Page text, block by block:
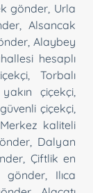
gönder Urla
Alsancak
Alaybey
hesaplı
,Torbalı
çiçekçi
çiçekçi
kaliteli
Dalyan
Çiftlik en
gönder
Ilıca